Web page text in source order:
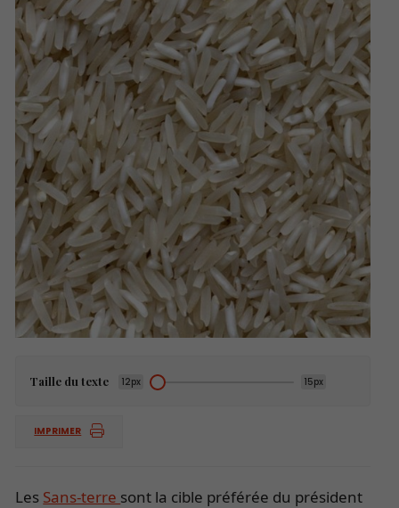
Taille du texte 12px 15px
IMPRIMER
Les Sans-terre sont la cible préférée du président